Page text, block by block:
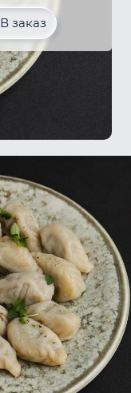
В заказ